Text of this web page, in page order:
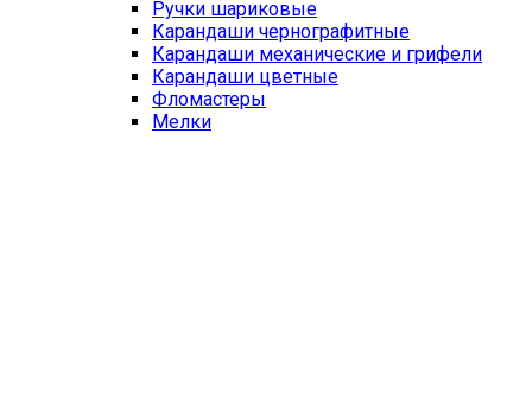
Ручки шариковые
Карандаши чернографитные
Карандаши механические и грифели
Карандаши цветные
Фломастеры
Мелки